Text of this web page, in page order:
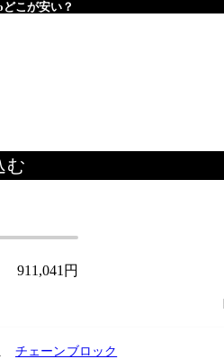
こが安い？
む
911,041円
チェーンブロック